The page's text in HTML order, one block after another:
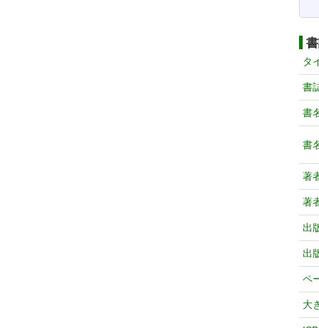
タ
書
書
書
著
著
出
出
ペ
大